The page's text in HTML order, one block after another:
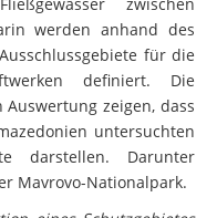
zwischen
werden anhand des
für die
definiert. Die
zeigen, dass
untersuchten
darstellen. Darunter
Mavrovo-Nationalpark.